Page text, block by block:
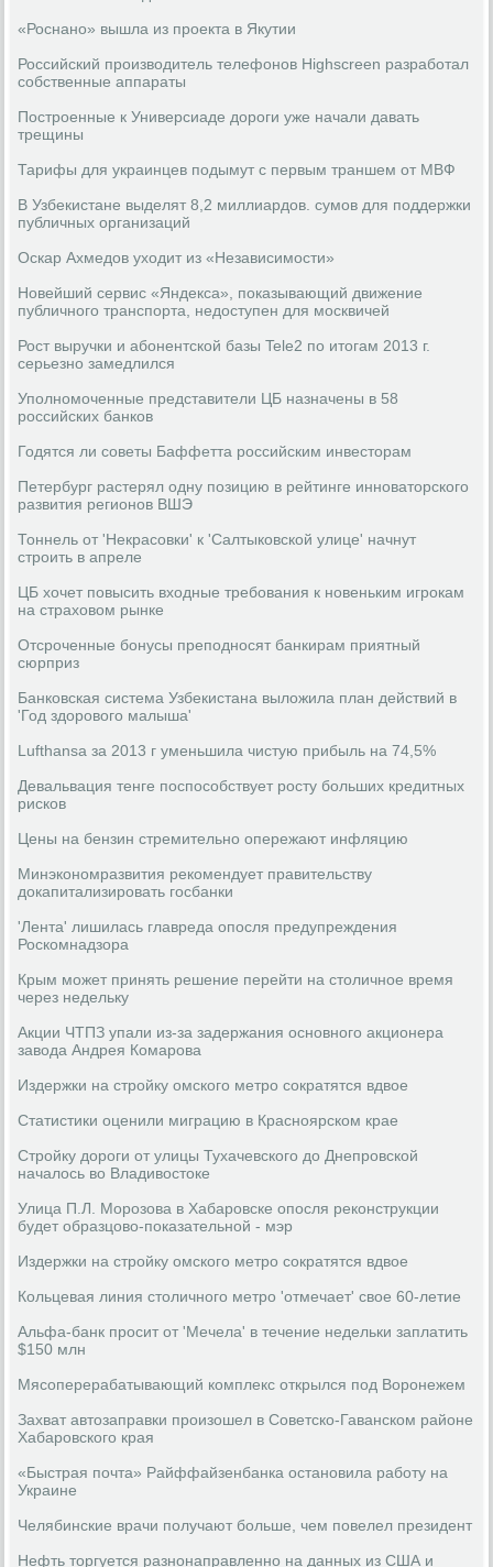
«Роснано» вышла из проекта в Якутии
Российский производитель телефонов Highscreen разработал
собственные аппараты
Построенные к Универсиаде дороги уже начали давать
трещины
Тарифы для украинцев подымут с первым траншем от МВФ
В Узбекистане выделят 8,2 миллиардов. сумов для поддержки
публичных организаций
Оскар Ахмедов уходит из «Независимости»
Новейший сервис «Яндекса», показывающий движение
публичного транспорта, недоступен для москвичей
Рост выручки и абонентской базы Tele2 по итогам 2013 г.
серьезно замедлился
Уполномоченные представители ЦБ назначены в 58
российских банков
Годятся ли советы Баффетта российским инвесторам
Петербург растерял одну позицию в рейтинге инноваторского
развития регионов ВШЭ
Тоннель от 'Некрасовки' к 'Салтыковской улице' начнут
строить в апреле
ЦБ хочет повысить входные требования к новеньким игрокам
на страховом рынке
Отсроченные бонусы преподносят банкирам приятный
сюрприз
Банковская система Узбекистана выложила план действий в
'Год здорового малыша'
Lufthansa за 2013 г уменьшила чистую прибыль на 74,5%
Девальвация тенге поспособствует росту больших кредитных
рисков
Цены на бензин стремительно опережают инфляцию
Минэкономразвития рекомендует правительству
докапитализировать госбанки
'Лента' лишилась главреда опосля предупреждения
Роскомнадзора
Крым может принять решение перейти на столичное время
через недельку
Акции ЧТПЗ упали из-за задержания основного акционера
завода Андрея Комарова
Издержки на стройку омского метро сократятся вдвое
Статистики оценили миграцию в Красноярском крае
Стройку дороги от улицы Тухачевского до Днепровской
началось во Владивостоке
Улица П.Л. Морозова в Хабаровске опосля реконструкции
будет образцово-показательной - мэр
Издержки на стройку омского метро сократятся вдвое
Кольцевая линия столичного метро 'отмечает' свое 60-летие
Альфа-банк просит от 'Мечела' в течение недельки заплатить
$150 млн
Мясоперерабатывающий комплекс открылся под Воронежем
Захват автозаправки произошел в Советско-Гаванском районе
Хабаровского края
«Быстрая почта» Райффайзенбанка остановила работу на
Украине
Челябинские врачи получают больше, чем повелел президент
Нефть торгуется разнонаправленно на данных из США и